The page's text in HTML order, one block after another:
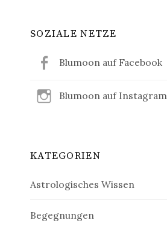
SOZIALE NETZE
Blumoon auf Facebook
Blumoon auf Instagram
KATEGORIEN
Astrologisches Wissen
Begegnungen